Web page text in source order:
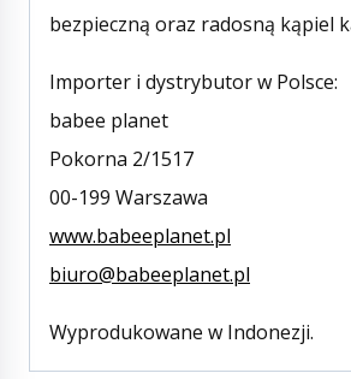
bezpieczną oraz radosną kąpiel
Importer i dystrybutor w Polsce:
babee planet
Pokorna 2/1517
00-199 Warszawa
www.babeeplanet.pl
biuro@babeeplanet.pl
Wyprodukowane w Indonezji.